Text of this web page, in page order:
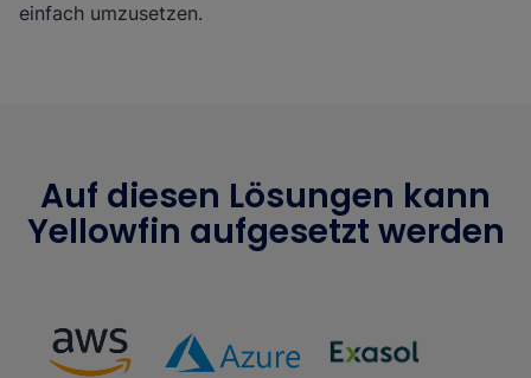
einfach umzusetzen.
Auf diesen Lösungen kann
Yellowfin aufgesetzt werden